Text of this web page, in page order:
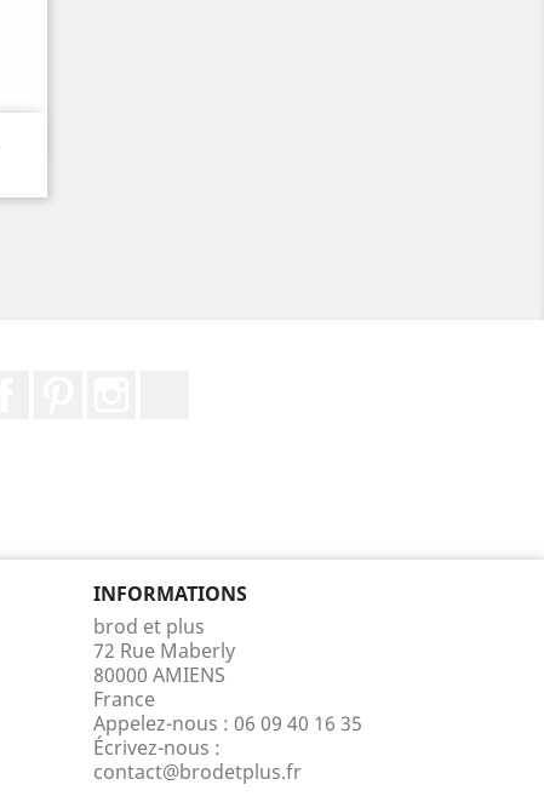
INFORMATIONS
brod et plus
72 Rue Maberly
80000 AMIENS
France
Appelez-nous : 06 09 40 16 35
Écrivez-nous :
contact@brodetplus.fr